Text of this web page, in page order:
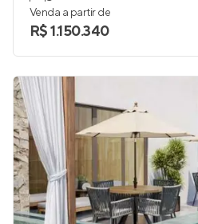
Venda a partir de
R$ 1.150.340